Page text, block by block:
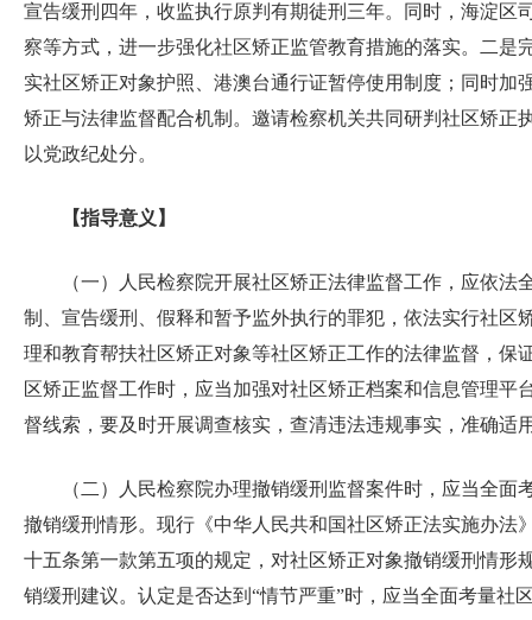
宣告缓刑四年，收监执行原判有期徒刑三年。同时，海淀
察等方式，进一步强化社区矫正监管教育措施的落实。二
实社区矫正对象护照、港澳台通行证暂停使用制度；同时
矫正与法律监督配合机制。邀请检察机关共同研判社区矫
以党政纪处分。
【指导意义】
（一）人民检察院开展社区矫正法律监督工作，应依
制、宣告缓刑、假释和暂予监外执行的罪犯，依法实行社
理和教育帮扶社区矫正对象等社区矫正工作的法律监督，
区矫正监督工作时，应当加强对社区矫正档案和信息管理
督线索，要及时开展调查核实，查清违法违规事实，准确
（二）人民检察院办理撤销缓刑监督案件时，应当全
撤销缓刑情形。现行《中华人民共和国社区矫正法实施办法
十五条第一款第五项的规定，对社区矫正对象撤销缓刑情形
销缓刑建议。认定是否达到“情节严重”时，应当全面考量